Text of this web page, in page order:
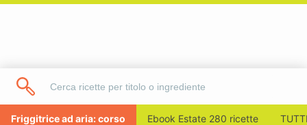
Friggitrice ad aria: corso Ebook Estate 280 ricette